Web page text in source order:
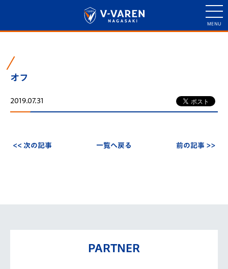
オフ
2019.07.31
<< 次の記事 一覧へ戻る 前の記事 >>
PARTNER